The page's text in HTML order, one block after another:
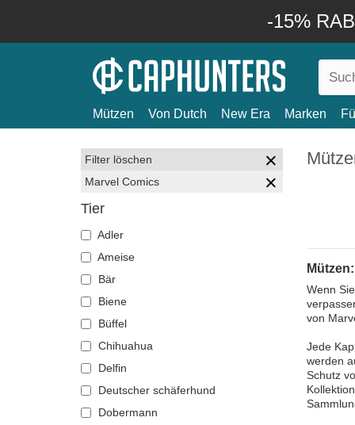
-15%
Mützen Von Dutch New Era Marken
Filter löschen
Marvel Comics
Tier
Adler
Ameise
Bär
Biene
Büffel
Chihuahua
Delfin
Deutscher schäferhund
Dobermann
Wenn
von
Jede
werden
Schutz